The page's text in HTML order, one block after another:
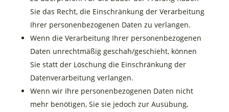
Sie das Recht, die Einschränkung der Verarbeitung
Ihrer personenbezogenen Daten zu verlangen.
Wenn die Verarbeitung Ihrer personenbezogenen
Daten unrechtmäßig geschah/geschieht, können
Sie statt der Löschung die Einschränkung der
Datenverarbeitung verlangen.
Wenn wir Ihre personenbezogenen Daten nicht
mehr benötigen, Sie sie jedoch zur Ausübung,